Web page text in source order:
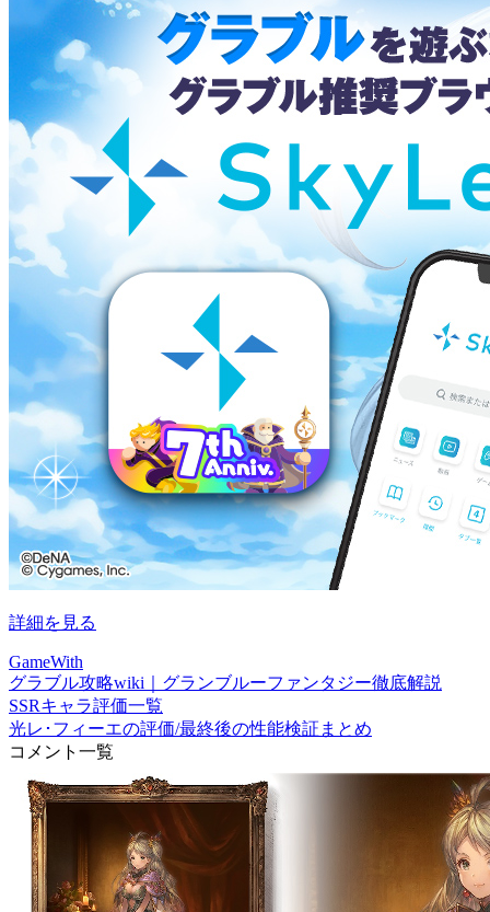
詳細を見る
GameWith
グラブル攻略wiki｜グランブルーファンタジー徹底解説
SSRキャラ評価一覧
光レ･フィーエの評価/最終後の性能検証まとめ
コメント一覧